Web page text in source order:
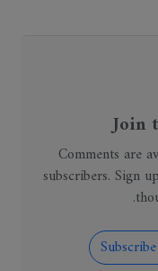
Join
Comments are
subscribers. Sign